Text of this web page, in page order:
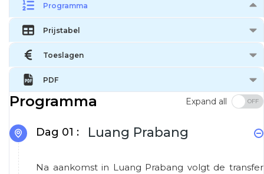
Programma
Prijstabel
Toeslagen
PDF
Programma Expand all
Dag 01 : Luang Prabang
Na aankomst in Luang Prabang volgt de transfer